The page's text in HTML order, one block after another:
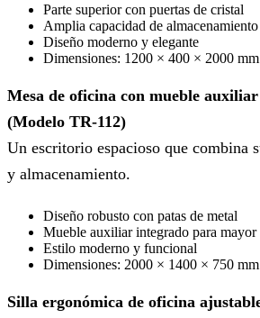
Parte superior con puertas de cristal
Amplia capacidad de almacenamiento
Diseño moderno y elegante
Dimensiones: 1200 × 400 × 2000 mm
Mesa de oficina con mueble
(Modelo TR-112)
Un escritorio espacioso que combina
y almacenamiento.
Diseño robusto con patas de metal
Mueble auxiliar integrado para mayor
Estilo moderno y funcional
Dimensiones: 2000 × 1400 × 750 mm
Silla ergonómica de oficina